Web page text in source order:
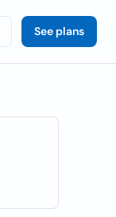
See plans